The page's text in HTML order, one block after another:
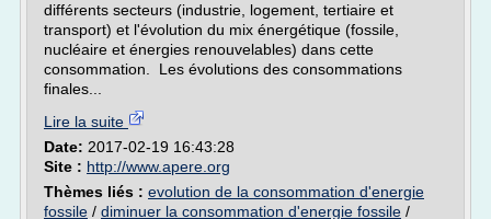
différents secteurs (industrie, logement, tertiaire et
transport) et l'évolution du mix énergétique (fossile,
nucléaire et énergies renouvelables) dans cette
consommation. Les évolutions des consommations
finales...
Lire la suite
Date: 2017-02-19 16:43:28
Site : http://www.apere.org
Thèmes liés : evolution de la consommation d'energie
fossile / diminuer la consommation d'energie fossile /